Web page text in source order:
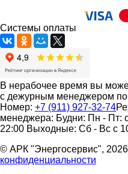
Системы оплаты
В нерабочее время вы
с дежурным менеджером
Номер: +7 (911) 927-32-74
менеджера: Будни: Пн - Пт:
22:00 Выходные: Сб - Вс с
© АРК "Энергосервис", 2026
конфиденциальности